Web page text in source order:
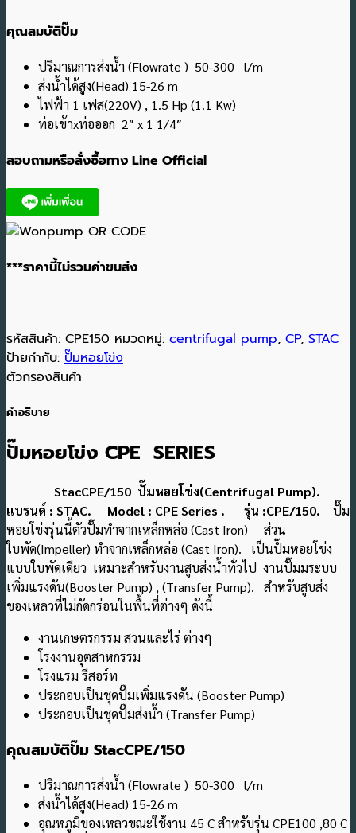
คุณสมบัติปั๊ม
ปริมาณการส่งน้ำ (Flowrate ) 50-300 l/m
ส่งน้ำได้สูง(Head) 15-26 m
ไฟฟ้า 1 เฟส(220V) , 1.5 Hp (1.1 Kw)
ท่อเข้าxท่อออก 2″ x 1 1/4″
สอบถามหรือสั่งซื้อทาง Line Official
***ราคานี้ไม่รวมค่าขนส่ง
รหัสสินค้า: CPE150 หมวดหมู่: centrifugal pump, CP, STAC
ป้ายกำกับ: ปั๊มหอยโข่ง
ตัวกรองสินค้า
คำอธิบาย
ปั๊มหอยโข่ง CPE SERIES
StacCPE/150 ปั๊มหอยโข่ง(Centrifugal Pump).
แบรนด์ : STAC. Model : CPE Series . รุ่น :CPE/150. ปั๊ม
หอยโข่งรุ่นนี้ตัวปั๊มทำจากเหล็กหล่อ (Cast Iron) ส่วน
ใบพัด(Impeller) ทําจากเหล็กหล่อ (Cast Iron). เป็นปํ๊มหอยโข่ง
แบบใบพัดเดียว เหมาะสําหรับงานสูบส่งน้ำทั่วไป งานปั๊มมระบบ
เพิ่มแรงดัน(Booster Pump) , (Transfer Pump). สำหรับสูบส่ง
ของเหลวที่ไม่กัดกร่อนในพื้นที่ต่างๆ ดังนี้
งานเกษตรกรรม สวนและไร่ ต่างๆ
โรงงานอุตสาหกรรม
โรงแรม รีสอร์ท
ประกอบเป็นชุดปั๊มเพิ่มแรงดัน (Booster Pump)
ประกอบเป็นชุดปั๊มส่งน้ำ (Transfer Pump)
คุณสมบัติปั๊ม StacCPE/150
ปริมาณการส่งน้ำ (Flowrate ) 50-300 l/m
ส่งน้ำได้สูง(Head) 15-26 m
อุณหภูมิของเหลวขณะใช้งาน 45 C สําหรับรุ่น CPE100 ,80 C